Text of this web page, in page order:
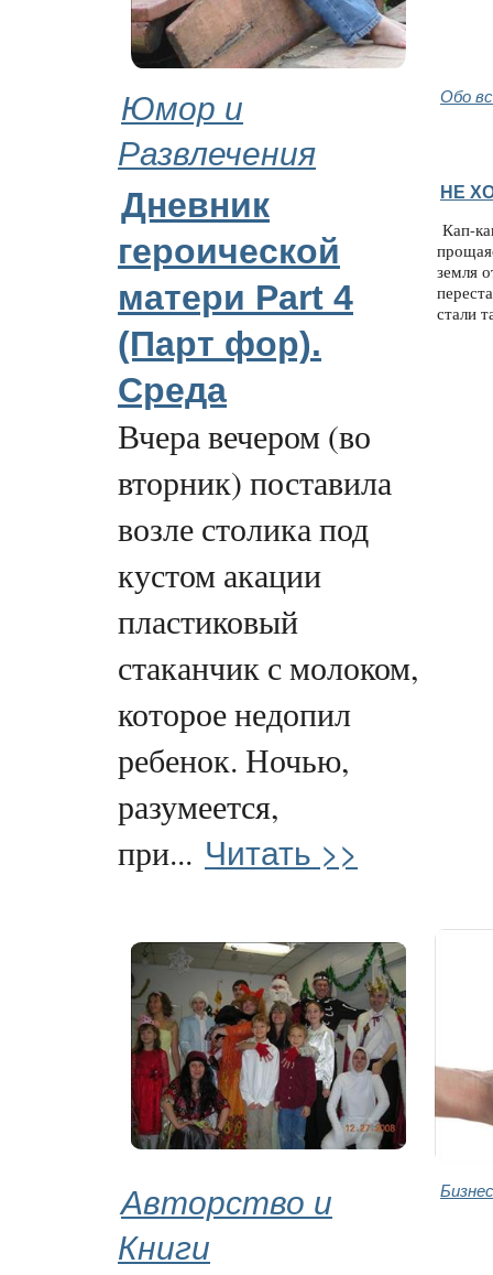
Юмор и
Развлечения
Обо
Дневник
героической
матери Part 4
(Парт фор).
Среда
Вчера вечером (во
вторник) поставила
возле столика под
кустом акации
пластиковый
стаканчик с молоком,
которое недопил
ребенок. Ночью,
разумеется,
при... Читать >>
НЕ
Кап-
земля
стали
Авторство и
Книги